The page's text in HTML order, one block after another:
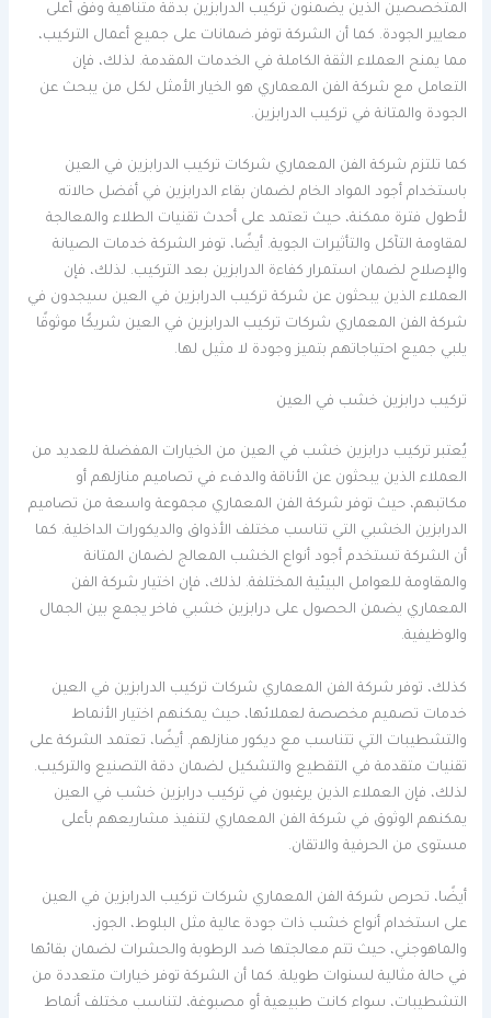
المتخصصين الذين يضمنون تركيب الدرابزين بدقة متناهية وفق أعلى
معايير الجودة. كما أن الشركة توفر ضمانات على جميع أعمال التركيب،
مما يمنح العملاء الثقة الكاملة في الخدمات المقدمة. لذلك، فإن
التعامل مع شركة الفن المعماري هو الخيار الأمثل لكل من يبحث عن
الجودة والمتانة في تركيب الدرابزين.
كما تلتزم شركة الفن المعماري شركات تركيب الدرابزين في العين
باستخدام أجود المواد الخام لضمان بقاء الدرابزين في أفضل حالاته
لأطول فترة ممكنة، حيث تعتمد على أحدث تقنيات الطلاء والمعالجة
لمقاومة التآكل والتأثيرات الجوية. أيضًا، توفر الشركة خدمات الصيانة
والإصلاح لضمان استمرار كفاءة الدرابزين بعد التركيب. لذلك، فإن
العملاء الذين يبحثون عن شركة تركيب الدرابزين في العين سيجدون في
شركة الفن المعماري شركات تركيب الدرابزين في العين شريكًا موثوقًا
يلبي جميع احتياجاتهم بتميز وجودة لا مثيل لها.
تركيب درابزين خشب في العين
يُعتبر تركيب درابزين خشب في العين من الخيارات المفضلة للعديد من
العملاء الذين يبحثون عن الأناقة والدفء في تصاميم منازلهم أو
مكاتبهم، حيث توفر شركة الفن المعماري مجموعة واسعة من تصاميم
الدرابزين الخشبي التي تناسب مختلف الأذواق والديكورات الداخلية. كما
أن الشركة تستخدم أجود أنواع الخشب المعالج لضمان المتانة
والمقاومة للعوامل البيئية المختلفة. لذلك، فإن اختيار شركة الفن
المعماري يضمن الحصول على درابزين خشبي فاخر يجمع بين الجمال
والوظيفية.
كذلك، توفر شركة الفن المعماري شركات تركيب الدرابزين في العين
خدمات تصميم مخصصة لعملائها، حيث يمكنهم اختيار الأنماط
والتشطيبات التي تتناسب مع ديكور منازلهم. أيضًا، تعتمد الشركة على
تقنيات متقدمة في التقطيع والتشكيل لضمان دقة التصنيع والتركيب.
لذلك، فإن العملاء الذين يرغبون في تركيب درابزين خشب في العين
يمكنهم الوثوق في شركة الفن المعماري لتنفيذ مشاريعهم بأعلى
مستوى من الحرفية والاتقان.
أيضًا، تحرص شركة الفن المعماري شركات تركيب الدرابزين في العين
على استخدام أنواع خشب ذات جودة عالية مثل البلوط، الجوز،
والماهوجني، حيث تتم معالجتها ضد الرطوبة والحشرات لضمان بقائها
في حالة مثالية لسنوات طويلة. كما أن الشركة توفر خيارات متعددة من
التشطيبات، سواء كانت طبيعية أو مصبوغة، لتناسب مختلف أنماط